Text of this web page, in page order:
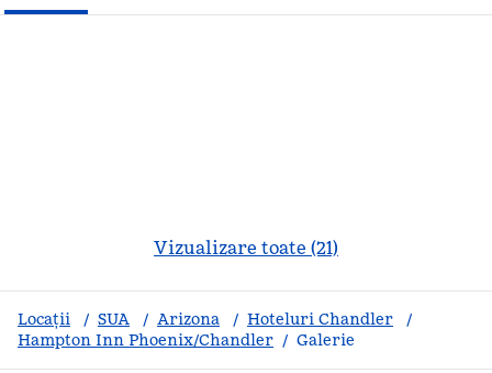
Vizualizare toate (21)
Locații / SUA / Arizona / Hoteluri Chandler
/
Hampton Inn Phoenix/Chandler / Galerie